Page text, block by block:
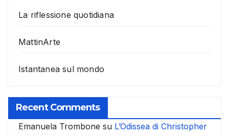
La riflessione quotidiana
MattinArte
Istantanea sul mondo
Recent Comments
Emanuela Trombone su L’Odissea di Christopher